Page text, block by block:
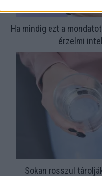
Ha mindig ezt a
érzelmi
Sokan rosszul